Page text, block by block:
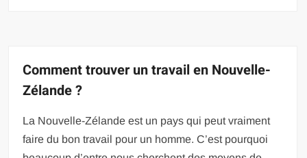
Comment trouver un travail en Nouvelle-
Zélande ?
La Nouvelle-Zélande est un pays qui peut vraiment
faire du bon travail pour un homme. C’est pourquoi